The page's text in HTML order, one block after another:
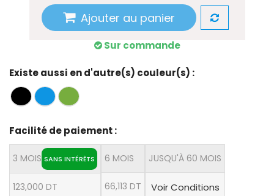
Ajouter au panier
Sur commande
Existe aussi en d'autre(s) couleur(s) :
Facilité de paiement :
3 MOIS SANS INTÉRÊTS
123,000 DT
6 MOIS
66,113 DT
JUSQU'À 60 MOIS
Voir Conditions